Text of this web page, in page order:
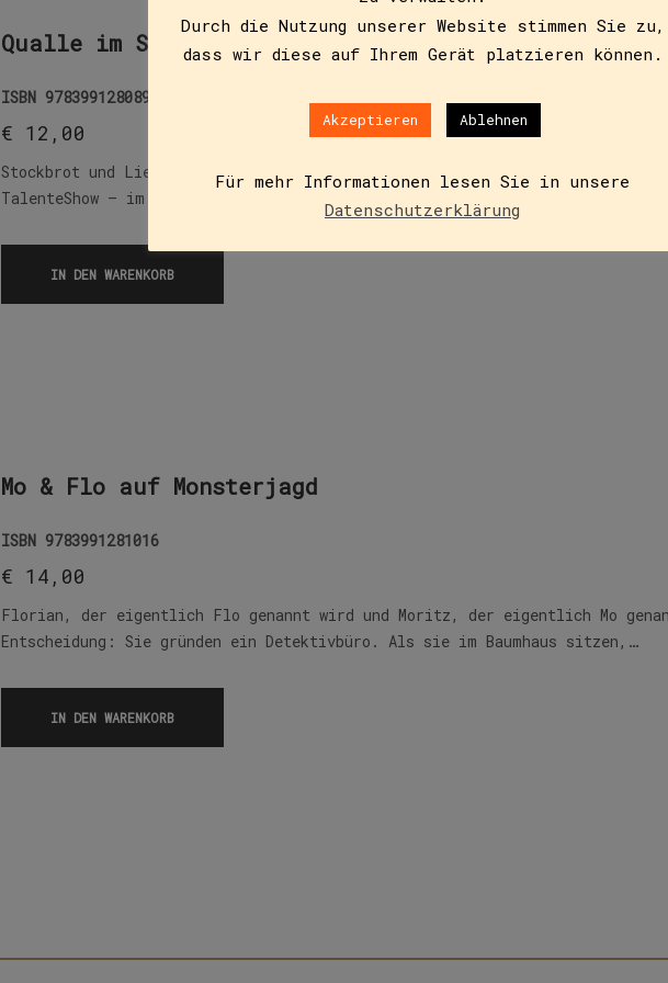
Qualle im Sommercamp
ISBN 9783991280897
€ 12,00
Stockbrot und Lieder am Lagerfeuer, Gorillasuche und Spuren-lesen im Wald,
TalenteShow – im ersten Sommercamp seines Lebens erlebt Max Kallinger,
IN DEN WARENKORB
Mo & Flo auf Monsterjagd
ISBN 9783991281016
€ 14,00
Florian, der eigentlich Flo genannt wird und Moritz, der eigentlich Mo
Entscheidung: Sie gründen ein Detektivbüro. Als sie im Baumhaus sitzen,…
IN DEN WARENKORB
Durch die Nutzung unserer Website stimmen Sie zu,
dass wir diese auf Ihrem Gerät platzieren können.
Akzeptieren Ablehnen
Für mehr Informationen lesen Sie in unsere
Datenschutzerklärung